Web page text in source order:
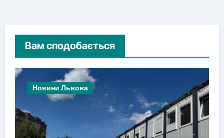
Вам сподобається
Новини Львова